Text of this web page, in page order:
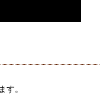
す。